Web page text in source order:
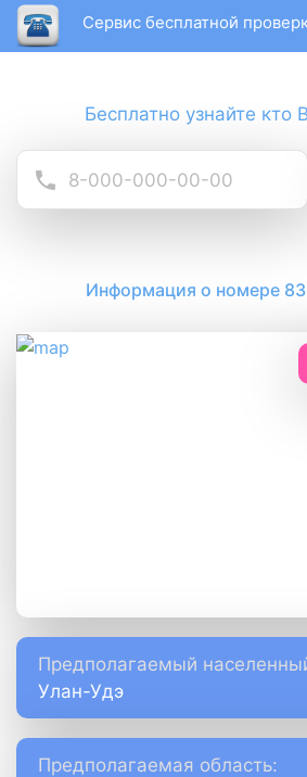
Сервис бесплатной
Бесплатно узнайте кто
Информация о номере
Предполагаемый
Улан-Удэ
Предполагаемая область: